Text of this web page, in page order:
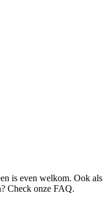
is even welkom. Ook als
Check onze FAQ.